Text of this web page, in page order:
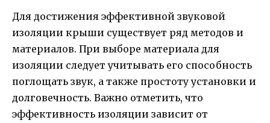
Для достижения эффективной звуковой
изоляции крыши существует ряд методов и
материалов. При выборе материала для
изоляции следует учитывать его способность
поглощать звук, а также простоту установки и
долговечность. Важно отметить, что
эффективность изоляции зависит от